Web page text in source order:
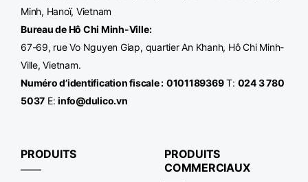
Minh, Hanoï, Vietnam
Bureau de Hô Chi Minh-Ville:
67-69, rue Vo Nguyen Giap, quartier An Khanh, Hô Chi Minh-
Ville, Vietnam.
Numéro d’identification fiscale : 0101189369T: 024 3 780
5037 E:info@dulico.vn
PRODUITS
PRODUITS
COMMERCIAUX